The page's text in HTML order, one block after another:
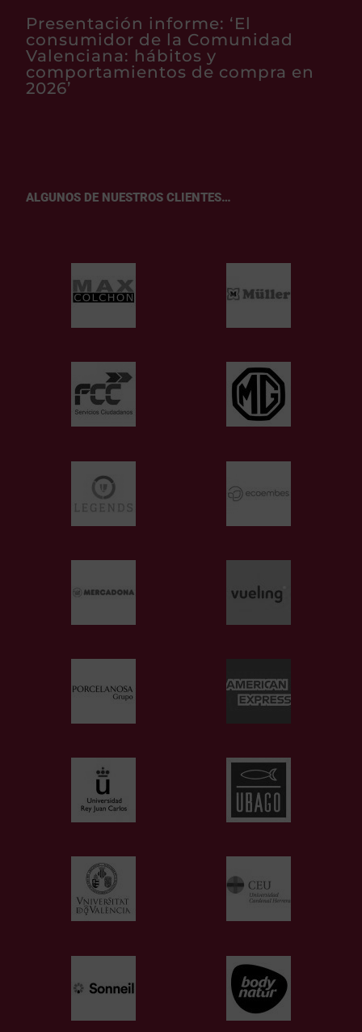
Presentación informe: ‘El
consumidor de la Comunidad
Valenciana: hábitos y
comportamientos de compra en
2026’
ALGUNOS DE NUESTROS CLIENTES…